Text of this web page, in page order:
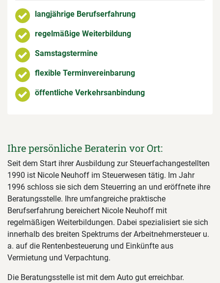
langjährige Berufserfahrung
regelmäßige Weiterbildung
Samstagstermine
flexible Terminvereinbarung
öffentliche Verkehrsanbindung
Ihre persönliche Beraterin vor Ort:
Seit dem Start ihrer Ausbildung zur Steuerfachangestellten
1990 ist Nicole Neuhoff im Steuerwesen tätig. Im Jahr
1996 schloss sie sich dem Steuerring an und eröffnete ihre
Beratungsstelle. Ihre umfangreiche praktische
Berufserfahrung bereichert Nicole Neuhoff mit
regelmäßigen Weiterbildungen. Dabei spezialisiert sie sich
innerhalb des breiten Spektrums der Arbeitnehmersteuer u.
a. auf die Rentenbesteuerung und Einkünfte aus
Vermietung und Verpachtung.
Die Beratungsstelle ist mit dem Auto gut erreichbar.